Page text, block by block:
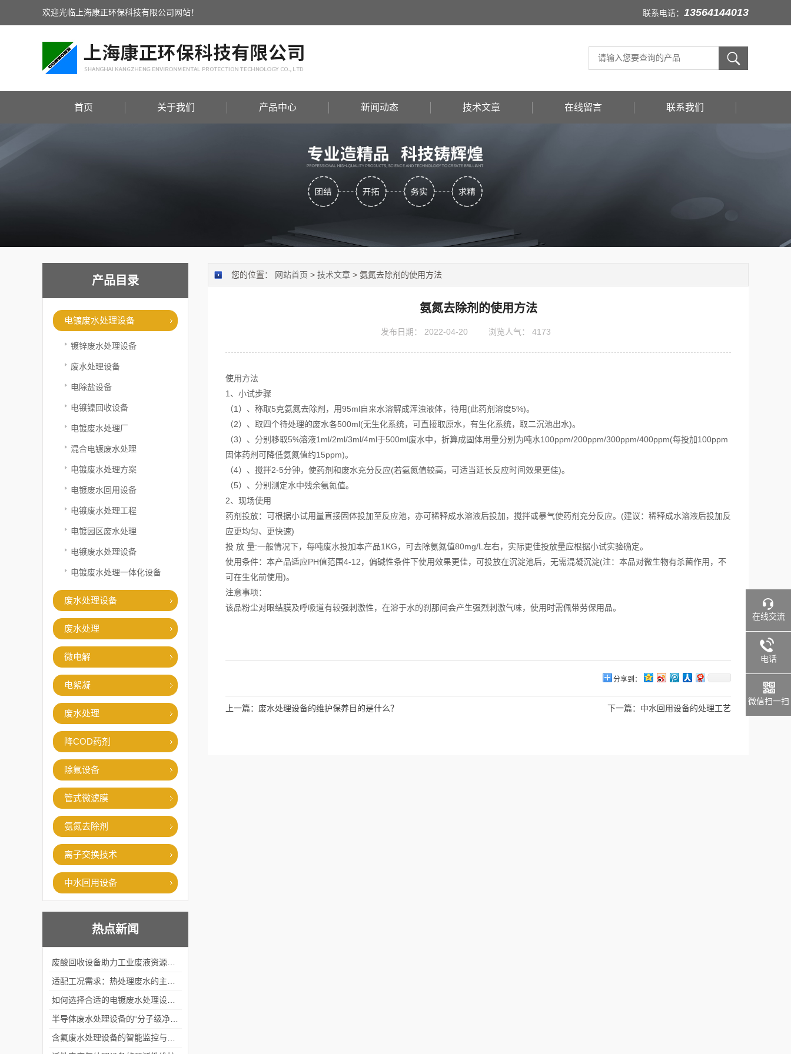
欢迎光临上海康正环保科技有限公司网站！ 联系电话： 13564144013
首页 关于我们 产品中心 新闻动态 技术文章 在线留言 联系我们
产品目录
电镀废水处理设备
镀锌废水处理设备
废水处理设备
电除盐设备
电镀镍回收设备
电镀废水处理厂
混合电镀废水处理
电镀废水处理方案
电镀废水回用设备
电镀废水处理工程
电镀园区废水处理
电镀废水处理设备
电镀废水处理一体化设备
废水处理设备
废水处理
微电解
电絮凝
废水处理
降COD药剂
除氟设备
管式微滤膜
氨氮去除剂
离子交换技术
中水回用设备
热点新闻
您的位置： 网站首页 > 技术文章 > 氨氮去除剂的使用方法
氨氮去除剂的使用方法
发布日期： 2022-04-20 浏览人气： 4173
使用方法
1、小试步骤
（1）、称取5克氨氮去除剂，用95ml自来水溶解成浑浊液体，待用(此药剂溶度5%)。
（2）、取四个待处理的废水各500ml(无生化系统，可直接取原水，有生化系统，取二沉池出水)。
（3）、分别移取5%溶液1ml/2ml/3ml/4ml于500ml废水中，折算成固体用量分别为吨水100ppm/200ppm/300ppm/400ppm(每投加100ppm
固体药剂可降低氨氮值约15ppm)。
（4）、搅拌2-5分钟，使药剂和废水充分反应(若氨氮值较高，可适当延长反应时间效果更佳)。
（5）、分别测定水中残余氨氮值。
2、现场使用
药剂投放：可根据小试用量直接固体投加至反应池，亦可稀释成水溶液后投加，搅拌或暴气使药剂充分反应。(建议：稀释成水溶液后投加反
应更均匀、更快速)
投 放 量:一般情况下，每吨废水投加本产品1KG，可去除氨氮值80mg/L左右，实际更佳投放量应根据小试实验确定。
使用条件：本产品适应PH值范围4-12，偏碱性条件下使用效果更佳，可投放在沉淀池后，无需混凝沉淀(注：本品对微生物有杀菌作用，不
可在生化前使用)。
注意事项：
该品粉尘对眼结膜及呼吸道有较强刺激性，在溶于水的刹那间会产生强烈刺激气味，使用时需佩带劳保用品。
分享到：
上一篇： 废水处理设备的维护保养目的是什么？ 下一篇： 中水回用设备的处理工艺
在线交流
电话
微信扫一扫